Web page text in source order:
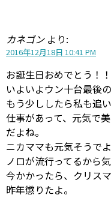
カネゴン より:
2016年12月18日 10:41 PM
お誕生日おめでとう！！
いよいよウン十台最後の
もう少ししたら私も追
仕事があって、元気で
だよね。
ニカママも元気そうでよ
ノロが流行ってるから
今かかったら、クリス
昨年懲りたよ。